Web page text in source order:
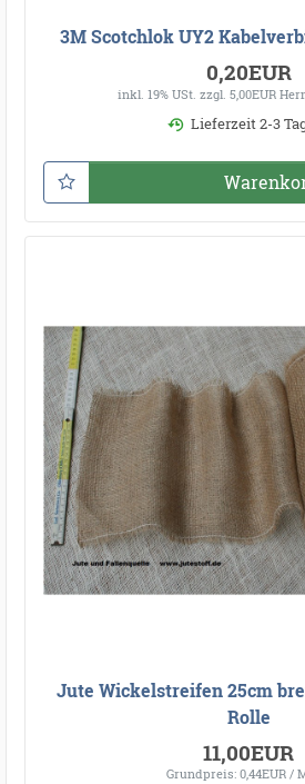
3M Scotchlok UY2
0,20EUR
inkl. 19% USt. zzgl. 5,00EUR
Lieferzeit 2-3
Jute Wickelstreifen 25cm
Rolle
11,00EUR
Grundpreis: 0,44EUR /